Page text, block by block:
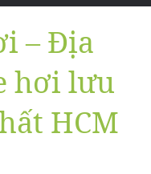
– Địa
hơi lưu
HCM